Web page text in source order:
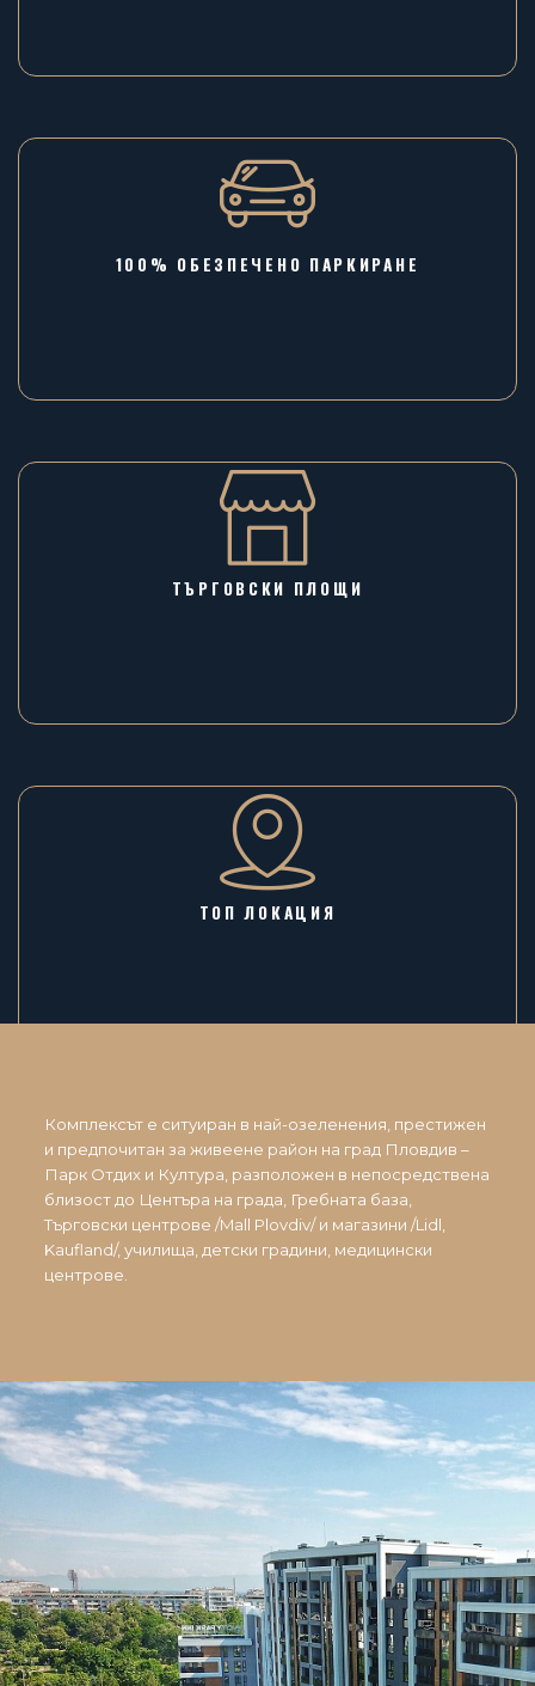
100% ОБЕЗПЕЧЕНО ПАРКИРАНЕ
ТЪРГОВСКИ ПЛОЩИ
ТОП ЛОКАЦИЯ
Комплексът е ситуиран в най-озеленения, престижен
и предпочитан за живеене район на град Пловдив –
Парк Отдих и Култура, разположен в непосредствена
близост до Центъра на града, Гребната база,
Търговски центрове /Mall Plovdiv/ и магазини /Lidl,
Kaufland/, училища, детски градини, медицински
центрове.